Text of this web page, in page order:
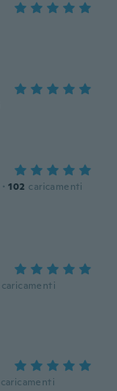
· 102 caricamenti
caricamenti
caricamenti